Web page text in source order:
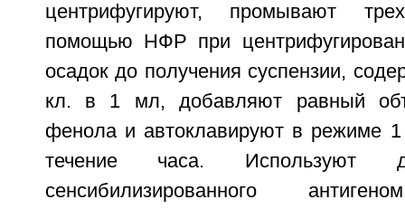
центрифугируют, промывают
помощью НФР при
осадок до получения суспензии,
кл. в 1 мл, добавляют равный
фенола и автоклавируют в режиме
течение часа. Используют
сенсибилизированного